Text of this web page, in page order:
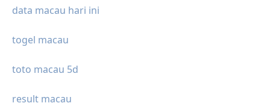
data macau hari ini
togel macau
toto macau 5d
result macau